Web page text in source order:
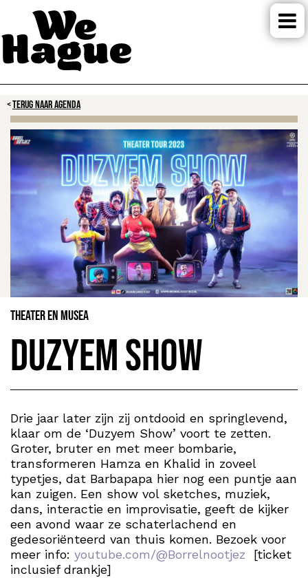
TERUG NAAR AGENDA
Theater en Musea
Duzyem Show
Drie jaar later zijn zij ontdooid en springlevend,
klaar om de ‘Duzyem Show’ voort te zetten.
Groter, bruter en met meer bombarie,
transformeren Hamza en Khalid in zoveel
typetjes, dat Barbapapa hier nog een puntje aan
kan zuigen. Een show vol sketches, muziek,
dans, interactie en improvisatie, geeft de kijker
een avond waar ze schaterlachend en
gedesoriënteerd van thuis komen. Bezoek voor
meer info: youtube.com/@Borrelnootjez [ticket
inclusief drankje]